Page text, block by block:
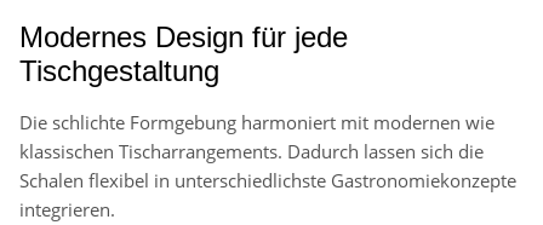
Modernes Design für jede
Tischgestaltung
Die schlichte Formgebung harmoniert mit modernen wie
klassischen Tischarrangements. Dadurch lassen sich die
Schalen flexibel in unterschiedlichste Gastronomiekonzepte
integrieren.